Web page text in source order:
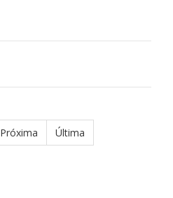
Próxima Última